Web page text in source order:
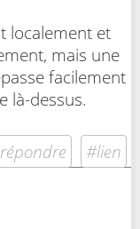
localement et
mais une
facilement
là-dessus.
#lien